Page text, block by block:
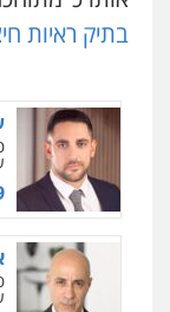
בתיק ראיות